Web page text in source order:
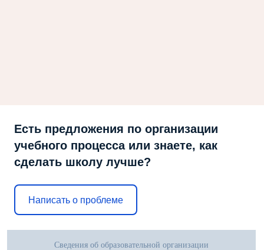
Есть предложения по организации
учебного процесса или знаете, как
сделать школу лучше?
Написать о проблеме
Сведения об образовательной организации